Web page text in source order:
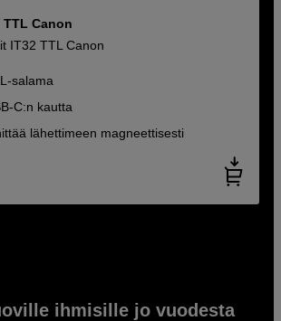
Canon
IT32 TTL Canon
salama
C:n kautta
lähettimeen magneettisesti
ihmisille jo vuodesta